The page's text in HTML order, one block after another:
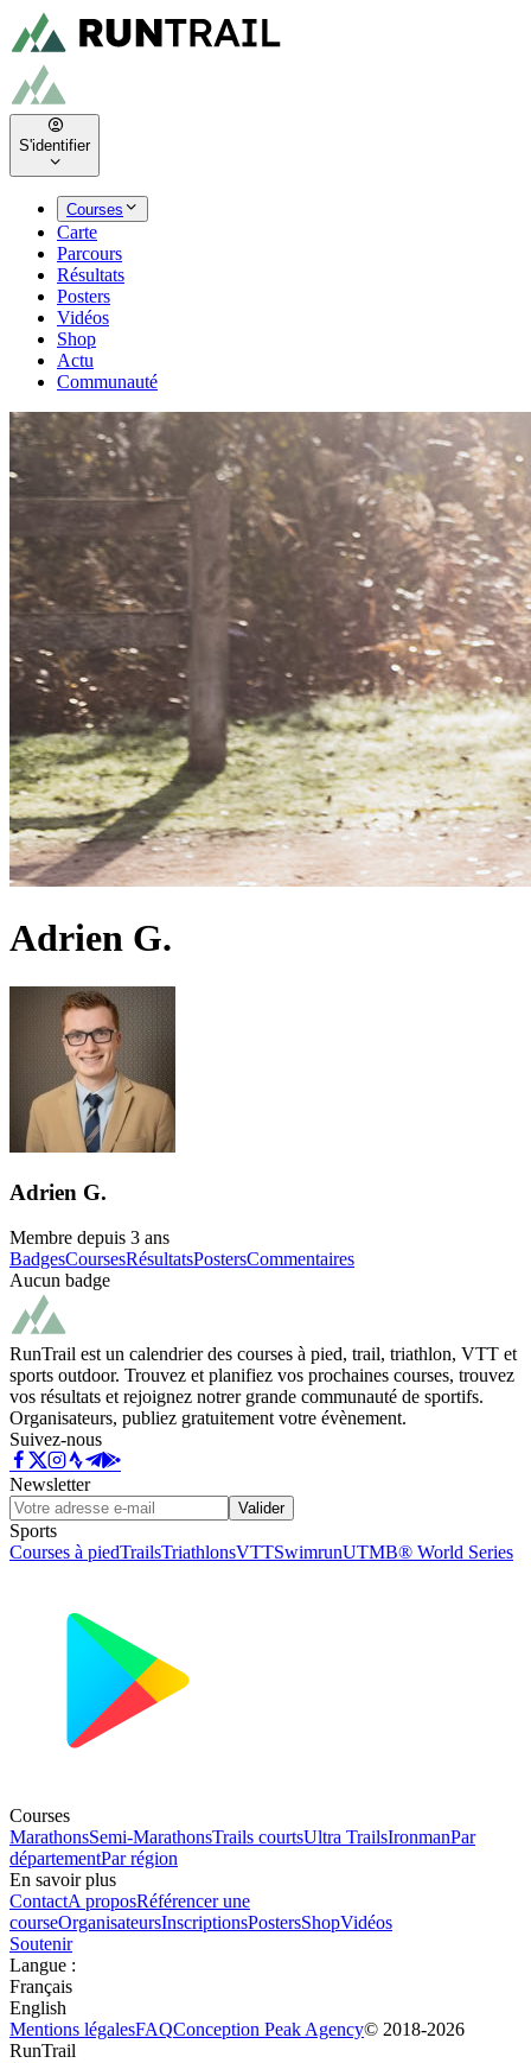
S'identifier
Courses
Carte
Parcours
Résultats
Posters
Vidéos
Shop
Actu
Communauté
Adrien G.
Adrien G.
Membre depuis 3 ans
BadgesCoursesRésultatsPostersCommentaires
Aucun badge
RunTrail est un calendrier des courses à pied, trail, triathlon, VTT et
sports outdoor. Trouvez et planifiez vos prochaines courses, trouvez
vos résultats et rejoignez notrer grande communauté de sportifs.
Organisateurs, publiez gratuitement votre évènement.
Suivez-nous
Newsletter
Valider
Sports
Courses à piedTrailsTriathlonsVTTSwimrunUTMB® World Series
Courses
MarathonsSemi-MarathonsTrails courtsUltra TrailsIronmanPar
départementPar région
En savoir plus
ContactA proposRéférencer une
courseOrganisateursInscriptionsPostersShopVidéos
Soutenir
Langue :
Français
English
Mentions légalesFAQConception Peak Agency© 2018-2026
RunTrail